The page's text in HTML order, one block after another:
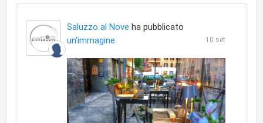
Saluzzo al Nove ha pubblicato
un'immagine
10 set